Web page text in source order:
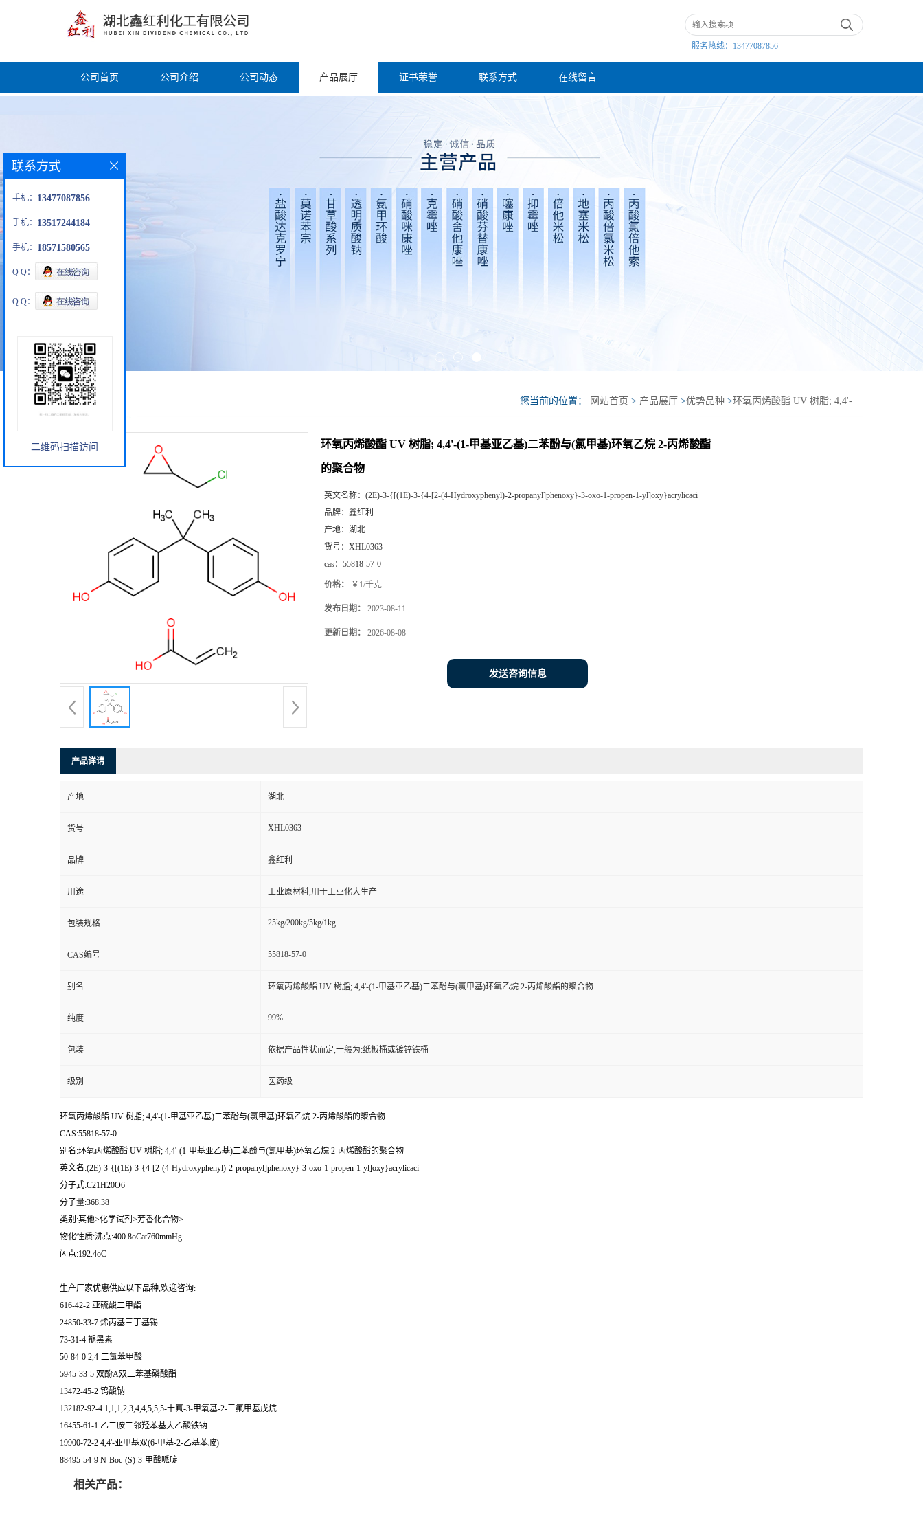
服务热线： 13477087856
公司首页 公司介绍 公司动态 产品展厅 证书荣誉 联系方式 在线留言
产品展厅 您当前的位置： 网站首页 > 产品展厅 >优势品种 >环氧丙烯酸酯 UV 树脂; 4,4'-
环氧丙烯酸酯 UV 树脂; 4,4'-(1-甲基亚乙基)二苯酚与(氯甲基)环氧乙烷 2-丙烯酸酯
的聚合物
英文名称： (2E)-3-{[(1E)-3-{4-[2-(4-Hydroxyphenyl)-2-propanyl]phenoxy}-3-oxo-1-propen-1-yl]oxy}acrylicaci
品牌： 鑫红利
产地： 湖北
货号： XHL0363
cas： 55818-57-0
价格： ￥1/千克
发布日期： 2023-08-11
更新日期： 2026-08-08
发送咨询信息
产品详请
产地 湖北
货号 XHL0363
品牌 鑫红利
用途 工业原材料,用于工业化大生产
包装规格 25kg/200kg/5kg/1kg
CAS编号 55818-57-0
别名 环氧丙烯酸酯 UV 树脂; 4,4'-(1-甲基亚乙基)二苯酚与(氯甲基)环氧乙烷 2-丙烯酸酯的聚合物
纯度 99%
包装 依据产品性状而定,一般为:纸板桶或镀锌铁桶
级别 医药级
环氧丙烯酸酯 UV 树脂; 4,4'-(1-甲基亚乙基)二苯酚与(氯甲基)环氧乙烷 2-丙烯酸酯的聚合物
CAS:55818-57-0
别名:环氧丙烯酸酯 UV 树脂; 4,4'-(1-甲基亚乙基)二苯酚与(氯甲基)环氧乙烷 2-丙烯酸酯的聚合物
英文名:(2E)-3-{[(1E)-3-{4-[2-(4-Hydroxyphenyl)-2-propanyl]phenoxy}-3-oxo-1-propen-1-yl]oxy}acrylicaci
分子式:C21H20O6
分子量:368.38
类别:其他>化学试剂>芳香化合物>
物化性质:沸点:400.8oCat760mmHg
闪点:192.4oC
生产厂家优惠供应以下品种,欢迎咨询:
616-42-2 亚硫酸二甲酯
24850-33-7 烯丙基三丁基锡
73-31-4 褪黑素
50-84-0 2,4-二氯苯甲酸
5945-33-5 双酚A双二苯基磷酸酯
13472-45-2 钨酸钠
132182-92-4 1,1,1,2,3,4,4,5,5,5-十氟-3-甲氧基-2-三氟甲基戊烷
16455-61-1 乙二胺二邻羟苯基大乙酸铁钠
19900-72-2 4,4'-亚甲基双(6-甲基-2-乙基苯胺)
88495-54-9 N-Boc-(S)-3-甲酸哌啶
相关产品：
联系方式
手机： 13477087856
手机： 13517244184
手机： 18571580565
Q Q：
Q Q：
二维码扫描访问